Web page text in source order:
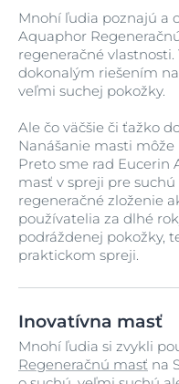
Mnohí ľudia poznajú a
Aquaphor
regeneračné
dokonalým riešením
veľmi suchej pokožky.
Ale čo väčšie či ťažko
Nanášanie masti môže
Preto sme rad Eucerin
masť v spreji pre
regeneračné zloženie
používatelia za dlhé
podráždenej pokožky,
praktickom spreji.
Inovatívna masť
Mnohí ľudia si zvykli
Regeneračnú masť na